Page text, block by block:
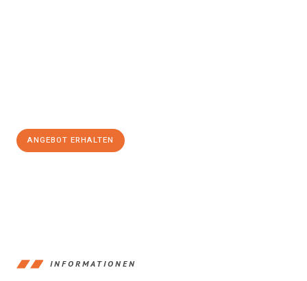
ANGEBOT ERHALTEN
INFORMATIONEN